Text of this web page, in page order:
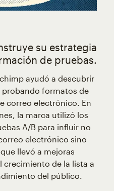
su estrategia
de pruebas.
ayudó a descubrir
formatos de
correo electrónico. En
la marca utilizó los
A/B para influir no
electrónico sino
llevó a mejoras
crecimiento de la lista a
del público.